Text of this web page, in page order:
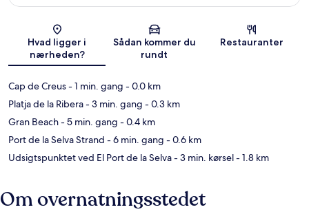
Kort
Hvad ligger i
nærheden?
Sådan kommer du
rundt
Restauranter
Cap de Creus- 1 min. gang - 0.0 km
Platja de la Ribera- 3 min. gang - 0.3 km
Gran Beach- 5 min. gang - 0.4 km
Port de la Selva Strand - 6 min. gang - 0.6 km
Udsigtspunktet ved El Port de la Selva- 3 min. kørsel- 1.8 km
Om overnatningsstedet